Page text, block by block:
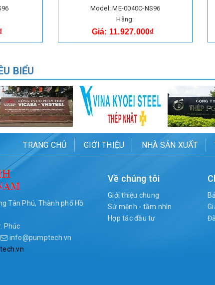
Model: ME-0040C-NS96
Hãng:
Giá: 11.927.000₫
BIỂU
TRANG CHỦ GIỚI THIỆU NHÀ SẢN XUẤT
Tân Phú, Thành phố Hồ
Phúc
info@pumptech.vn
Về chúng tôi
Giới thiệu chung
Sứ mệnh - tầm nhìn
Hợp tác đầu tư